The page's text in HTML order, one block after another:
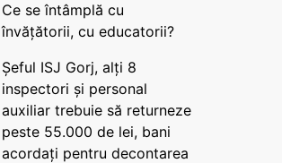
Ce se întâmplă cu
învățătorii, cu educatorii?
Șeful ISJ Gorj, alți 8
inspectori și personal
auxiliar trebuie să returneze
peste 55.000 de lei, bani
acordați pentru decontarea